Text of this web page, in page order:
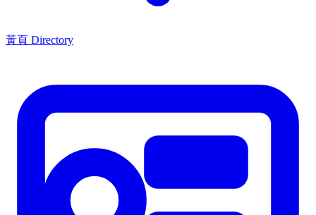
黃頁 Directory